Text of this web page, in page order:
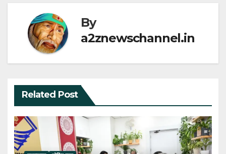
By
a2znewschannel.in
Related Post